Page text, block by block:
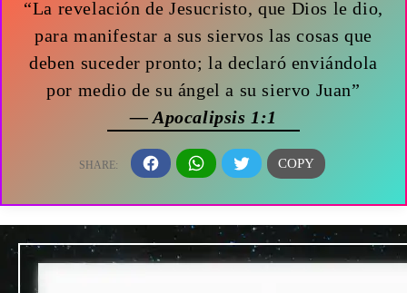
“La revelación de Jesucristo, que Dios le dio,
para manifestar a sus siervos las cosas que
deben suceder pronto; la declaró enviándola
por medio de su ángel a su siervo Juan”
— Apocalipsis 1:1